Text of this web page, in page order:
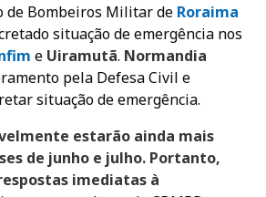
de Bombeiros Militar de Roraima
situação de emergência nos
e Uiramutã. Normandia
pela Defesa Civil e
situação de emergência.
estarão ainda mais
de junho e julho. Portanto,
imediatas à